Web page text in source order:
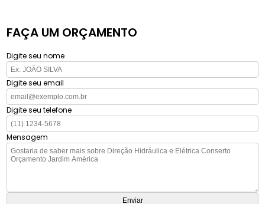
FAÇA UM ORÇAMENTO
Digite seu nome
Digite seu email
Digite seu telefone
Mensagem